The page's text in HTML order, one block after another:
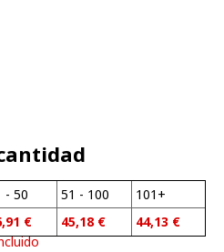
- 50
€
51 - 100
45,18 €
101+
44,13 €